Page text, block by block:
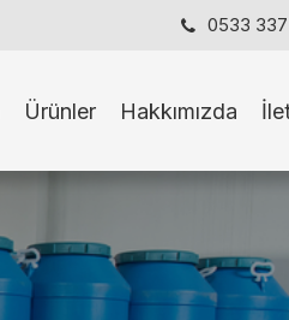
0533 337
Ürünler Hakkımızda